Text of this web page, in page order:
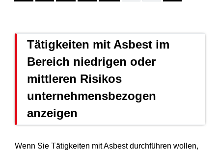
Tätigkeiten mit Asbest im
Bereich niedrigen oder
mittleren Risikos
unternehmensbezogen
anzeigen
Wenn Sie Tätigkeiten mit Asbest durchführen wollen,